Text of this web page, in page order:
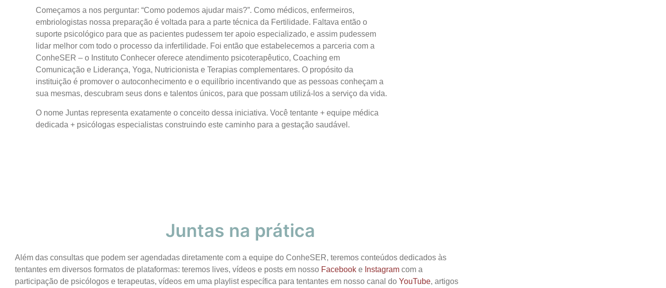
Começamos a nos perguntar: “Como podemos ajudar mais?”. Como médicos, enfermeiros,
embriologistas nossa preparação é voltada para a parte técnica da Fertilidade. Faltava então o
suporte psicológico para que as pacientes pudessem ter apoio especializado, e assim pudessem
lidar melhor com todo o processo da infertilidade. Foi então que estabelecemos a parceria com a
ConheSER – o Instituto Conhecer oferece atendimento psicoterapêutico, Coaching em
Comunicação e Liderança, Yoga, Nutricionista e Terapias complementares. O propósito da
instituição é promover o autoconhecimento e o equilíbrio incentivando que as pessoas conheçam a
sua mesmas, descubram seus dons e talentos únicos, para que possam utilizá-los a serviço da vida.
O nome Juntas representa exatamente o conceito dessa iniciativa. Você tentante + equipe médica
dedicada + psicólogas especialistas construindo este caminho para a gestação saudável.
Juntas na prática
Além das consultas que podem ser agendadas diretamente com a equipe do ConheSER, teremos conteúdos dedicados às
tentantes em diversos formatos de plataformas: teremos lives, vídeos e posts em nosso Facebook e Instagram com a
participação de psicólogos e terapeutas, vídeos em uma playlist específica para tentantes em nosso canal do YouTube, artigos